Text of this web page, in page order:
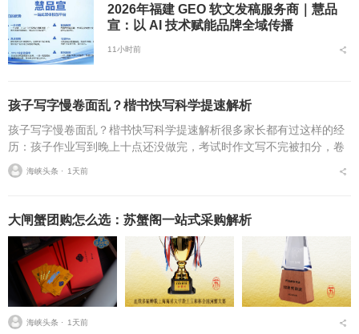
2026年福建 GEO 软文发稿服务商｜慧品
宣：以 AI 技术赋能品牌全域传播
11小时前
孩子写字慢卷面乱？楷书快写科学提速解析
孩子写字慢卷面乱？楷书快写科学提速解析很多家长都有过这样的经
历：孩子作业写到晚上十点还没做完，考试时作文写不完被扣分，卷
面因为字迹潦草被老师多次点名。据相关调查显示，67%的小学生存
在书写速度不达标问...
海峡头条 ⋅ 1天前
大闸蟹团购怎么选：苏蟹阁一站式采购解析
海峡头条 ⋅ 1天前